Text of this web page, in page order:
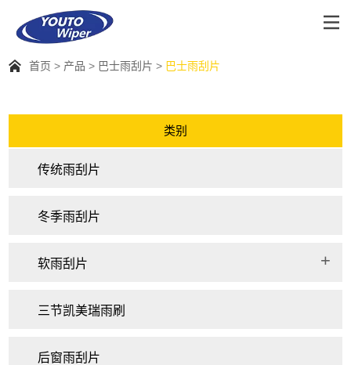
首页 产品 巴士雨刮片 巴士雨刮片
类别
传统雨刮片
冬季雨刮片
软雨刮片
三节凯美瑞雨刷
后窗雨刮片